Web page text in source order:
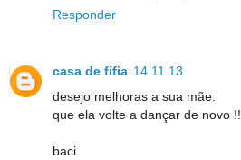
Responder
casa de fifia 14.11.13
desejo melhoras a sua mãe.
que ela volte a dançar de novo !!
baci